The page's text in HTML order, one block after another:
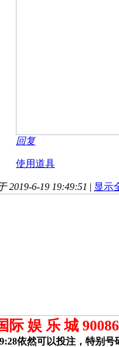
回复
使用道具
2019-6-19 19:49:51 | 显示
际 娱 乐 城
依然可以投注，特别